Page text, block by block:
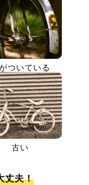
ついている
古い
丈夫！